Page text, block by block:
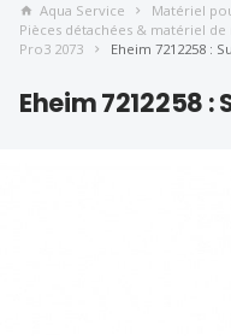
Aqua Service
Matériel
Pièces détachées & matériel de
Pro3 2073
Eheim 7212258 :
Eheim 7212258